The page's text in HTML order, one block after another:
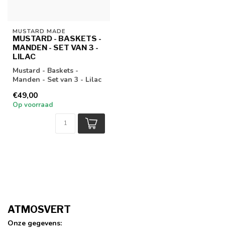
MUSTARD MADE
MUSTARD - BASKETS -
MANDEN - SET VAN 3 -
LILAC
Mustard - Baskets -
Manden - Set van 3 - Lilac
€49,00
Op voorraad
ATMOSVERT
Onze gegevens: